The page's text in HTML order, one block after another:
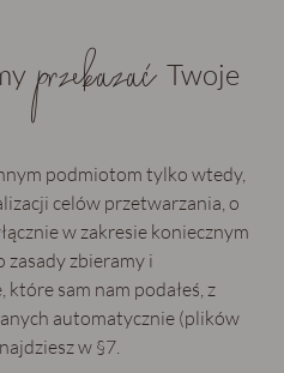
przekazać Twoje
podmiotom tylko wtedy,
celów przetwarzania, o
w zakresie koniecznym
zasady zbieramy i
sam nam podałeś, z
automatycznie (plików
w §7.